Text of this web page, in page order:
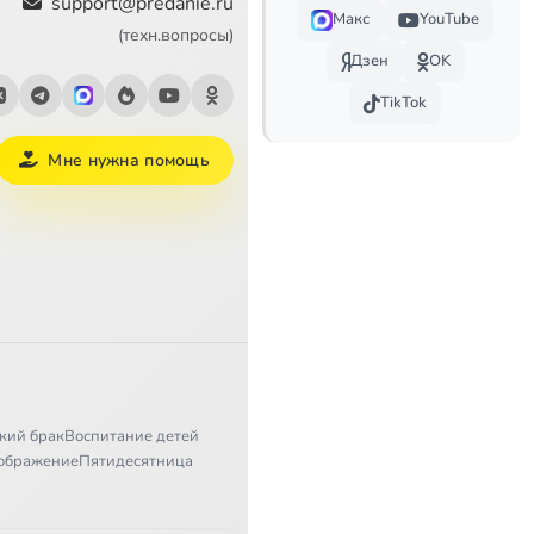
(техн.вопросы)
Мне нужна помощь
бракВоспитание детей
Пятидесятница
Макс
YouTube
Дзен
OK
TikTok